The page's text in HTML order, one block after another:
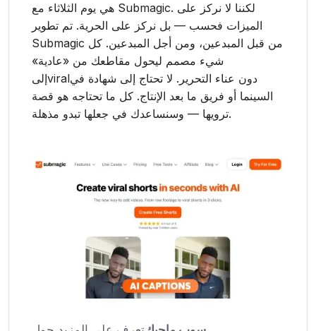
هي يوم الثلاثاء مع Submagic. لكننا لا نركز على
الميزات فحسب — بل نركز على الحرية. تم تطوير
Submagic من قبل المبدعين، ومن أجل المبدعين. كل
شيء مصمم ليحول مقاطعك من «عادية»
إلىviralدون عناء التحرير. لا تحتاج إلى شهادة في
السينما أو فريق ما بعد الإنتاج. كل ما تحتاجه هو قصة
ترويها — وسنساعدك في جعلها تبدو مذهلة.